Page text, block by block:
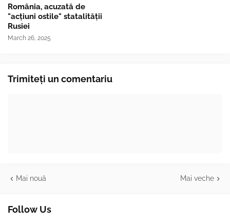
România, acuzată de
"acțiuni ostile" statalității
Rusiei
March 26, 2025
Trimiteți un comentariu
Mai nouă Mai veche
Follow Us